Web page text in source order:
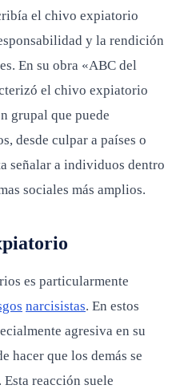
el chivo expiatorio
y la rendición
En su obra «ABC del
el chivo expiatorio
grupal que puede
desde culpar a países o
señalar a individuos dentro
sociales más amplios.
es particularmente
narcisistas. En estos
agresiva en su
hacer que los demás se
reacción suele